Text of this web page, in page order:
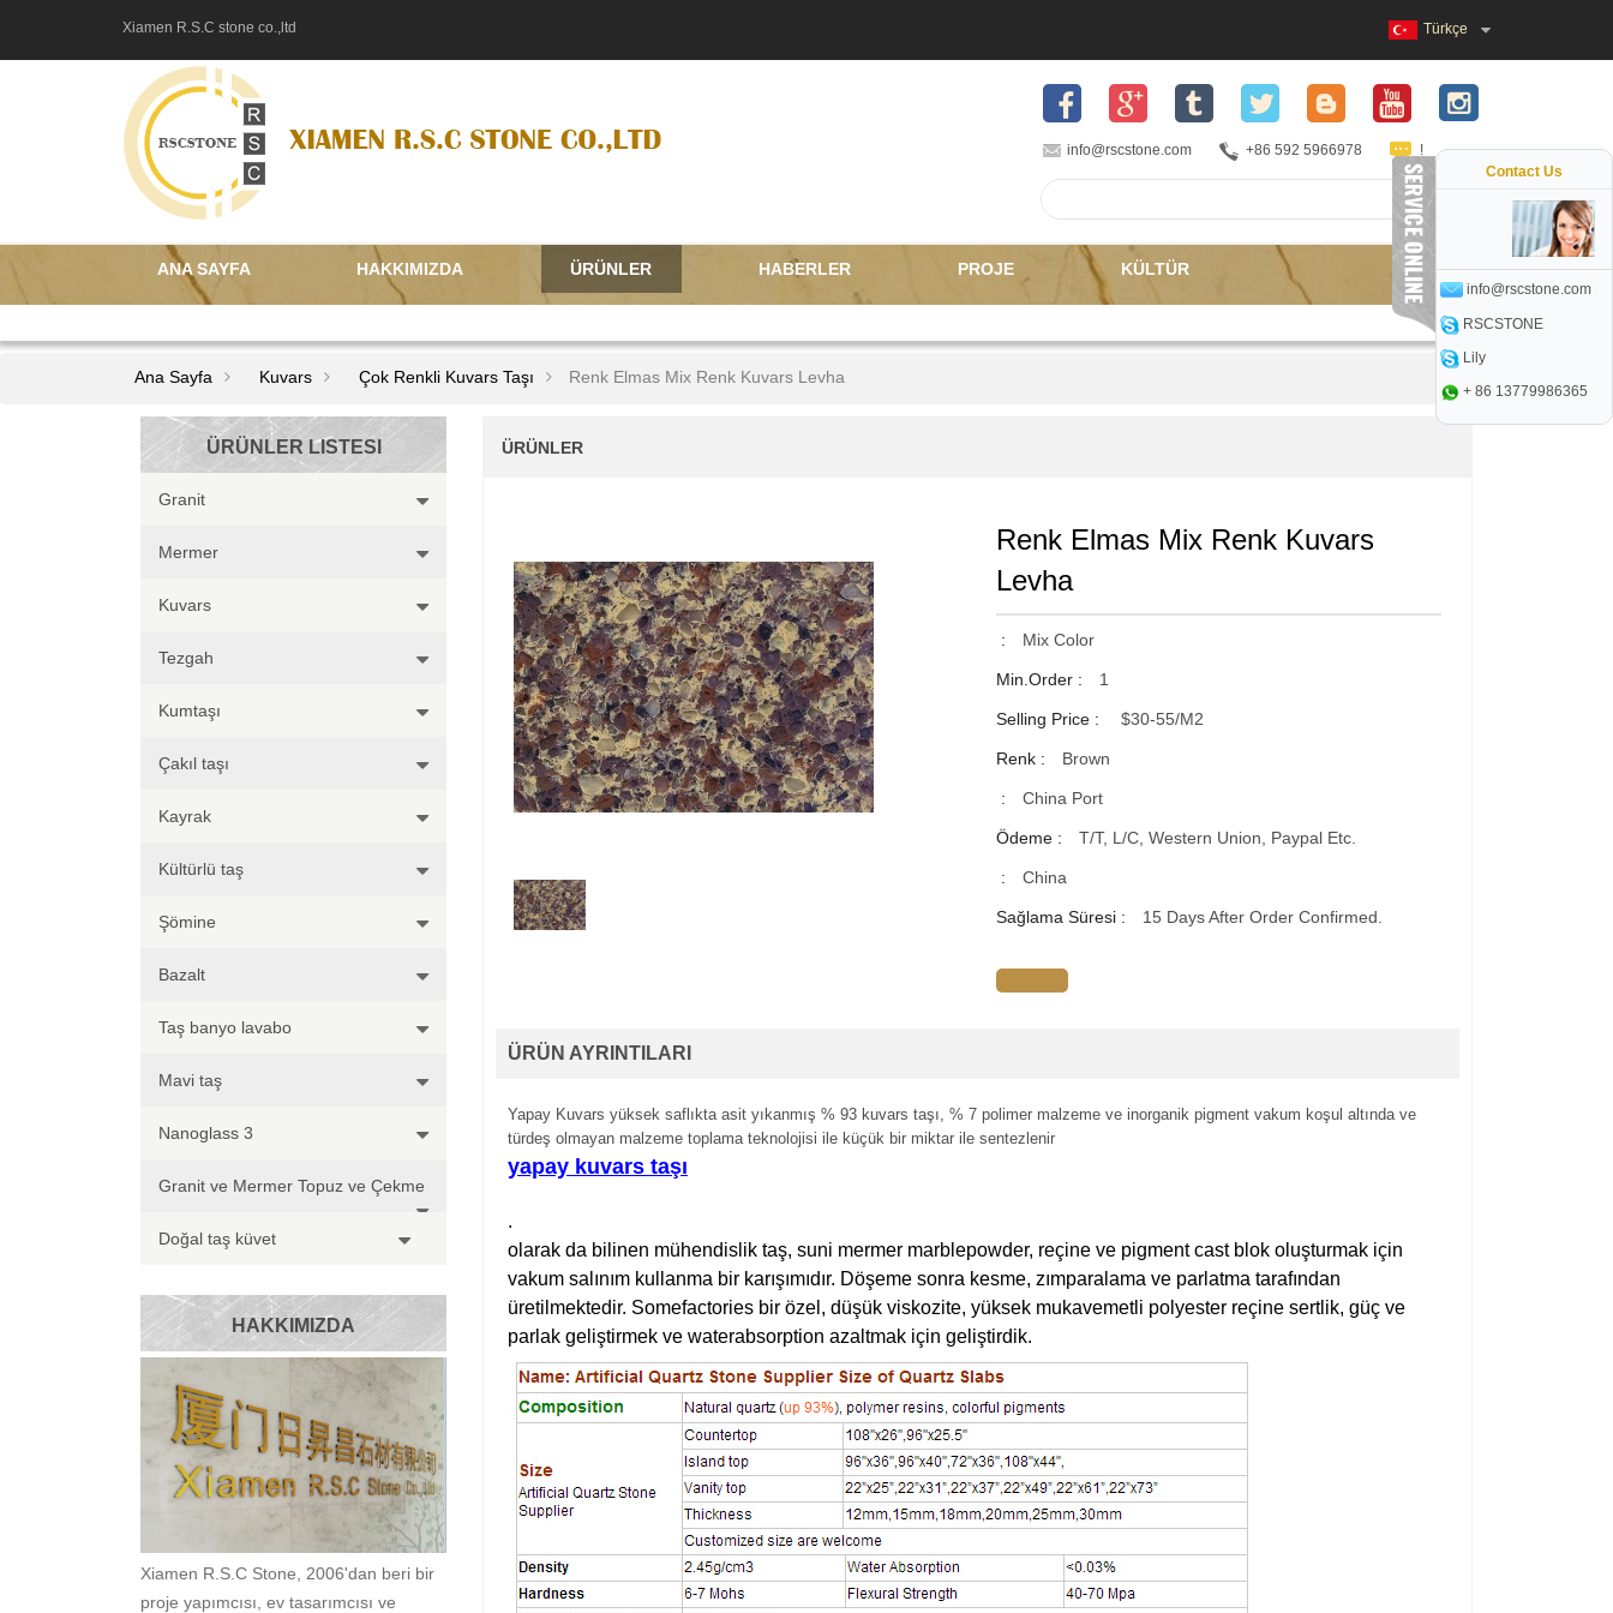
Xiamen R.S.C stone co.,ltd Türkçe
info@rscstone.com +86 592 5966978 !
ANA SAYFA HAKKIMIZDA ÜRÜNLER HABERLER PROJE KÜLTÜR
Ana Sayfa Kuvars Çok Renkli Kuvars Taşı Renk Elmas Mix Renk Kuvars Levha
ÜRÜNLER LISTESI
Granit
Mermer
Kuvars
Tezgah
Kumtaşı
Çakıl taşı
Kayrak
Kültürlü taş
Şömine
Bazalt
Taş banyo lavabo
Mavi taş
Nanoglass 3
Granit ve Mermer Topuz ve Çekme
Doğal taş küvet
HAKKIMIZDA
Xiamen R.S.C Stone, 2006'dan beri bir
proje yapımcısı, ev tasarımcısı ve
ÜRÜNLER
Renk Elmas Mix Renk Kuvars
Levha
: Mix Color
Min.Order : 1
Selling Price : $30-55/m2
Renk : Brown
: China Port
Ödeme : T/T, L/C, Western Union, Paypal Etc.
: China
Sağlama Süresi : 15 Days After Order Confirmed.
ÜRÜN AYRINTILARI
Yapay Kuvars yüksek saflıkta asit yıkanmış % 93 kuvars taşı, % 7 polimer malzeme ve inorganik pigment vakum koşul altında ve
türdeş olmayan malzeme toplama teknolojisi ile küçük bir miktar ile sentezlenir
yapay kuvars taşı
.
olarak da bilinen mühendislik taş, suni mermer marblepowder, reçine ve pigment cast blok oluşturmak için
vakum salınım kullanma bir karışımıdır. Döşeme sonra kesme, zımparalama ve parlatma tarafından
üretilmektedir. Somefactories bir özel, düşük viskozite, yüksek mukavemetli polyester reçine sertlik, güç ve
parlak geliştirmek ve waterabsorption azaltmak için geliştirdik.
Contact Us
info@rscstone.com
RSCSTONE
Lily
+ 86 13779986365